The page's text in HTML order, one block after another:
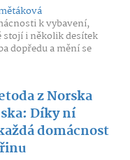
k vybavení,
stojí i několik desítek
dopředu a mění se
z Norska
Díky ní
domácnost